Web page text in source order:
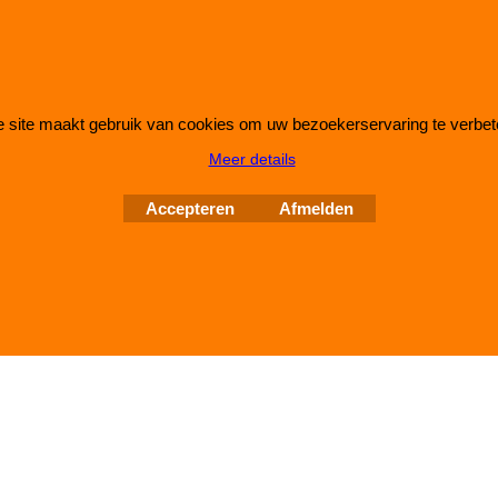
software.
site maakt gebruik van cookies om uw bezoekerservaring te
Meer details
Accepteren Afmelden